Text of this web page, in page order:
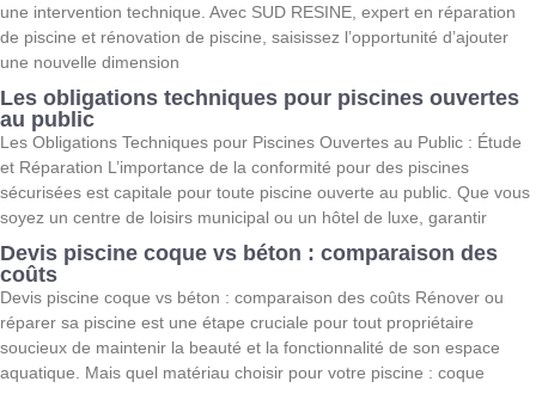
une intervention technique. Avec SUD RESINE, expert en réparation
de piscine et rénovation de piscine, saisissez l’opportunité d’ajouter
une nouvelle dimension
Les obligations techniques pour piscines ouvertes
au public
Les Obligations Techniques pour Piscines Ouvertes au Public : Étude
et Réparation L’importance de la conformité pour des piscines
sécurisées est capitale pour toute piscine ouverte au public. Que vous
soyez un centre de loisirs municipal ou un hôtel de luxe, garantir
Devis piscine coque vs béton : comparaison des
coûts
Devis piscine coque vs béton : comparaison des coûts Rénover ou
réparer sa piscine est une étape cruciale pour tout propriétaire
soucieux de maintenir la beauté et la fonctionnalité de son espace
aquatique. Mais quel matériau choisir pour votre piscine : coque